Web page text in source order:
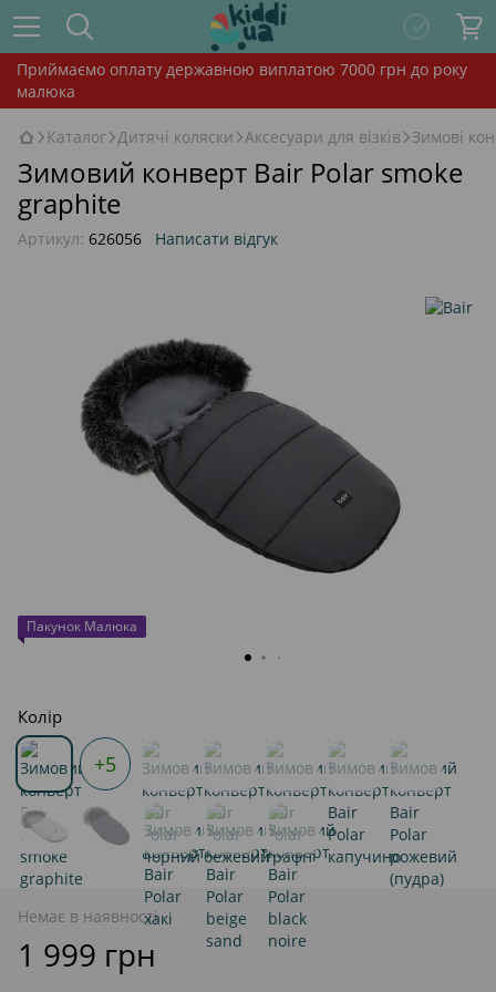
Приймаємо оплату державною виплатою 7000 грн до року
малюка
Каталог Дитячі коляски Аксесуари для візків Зимові
Зимовий конверт Bair Polar smoke
graphite
Артикул: 626056 Написати відгук
Пакунок Малюка
Колір
+5
Немає в наявності
1 999 грн